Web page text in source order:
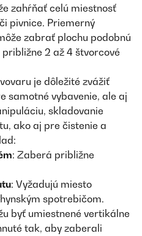
zahŕňať celú miestnosť
pivnice. Priemerný
zabrať plochu podobnú
2 až 4 štvorcové
je dôležité zvážiť
samotné vybavenie, ale aj
skladovanie
ako aj pre čistenie a
: Zaberá približne
: Vyžadujú miesto
spotrebičom.
byť umiestnené vertikálne
tak, aby zaberali